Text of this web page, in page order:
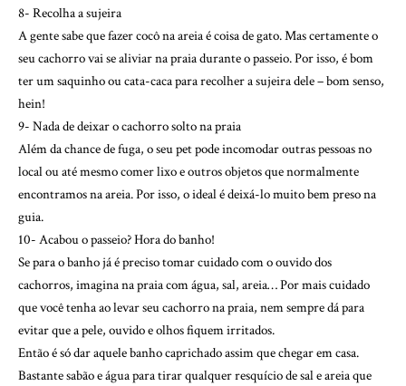
8- Recolha a sujeira
A gente sabe que fazer cocô na areia é coisa de gato. Mas certamente o
seu cachorro vai se aliviar na praia durante o passeio. Por isso, é bom
ter um saquinho ou cata-caca para recolher a sujeira dele – bom senso,
hein!
9- Nada de deixar o cachorro solto na praia
Além da chance de fuga, o seu pet pode incomodar outras pessoas no
local ou até mesmo comer lixo e outros objetos que normalmente
encontramos na areia. Por isso, o ideal é deixá-lo muito bem preso na
guia.
10- Acabou o passeio? Hora do banho!
Se para o banho já é preciso tomar cuidado com o ouvido dos
cachorros, imagina na praia com água, sal, areia… Por mais cuidado
que você tenha ao levar seu cachorro na praia, nem sempre dá para
evitar que a pele, ouvido e olhos fiquem irritados.
Então é só dar aquele banho caprichado assim que chegar em casa.
Bastante sabão e água para tirar qualquer resquício de sal e areia que